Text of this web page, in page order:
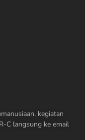
kegiatan
C langsung ke email